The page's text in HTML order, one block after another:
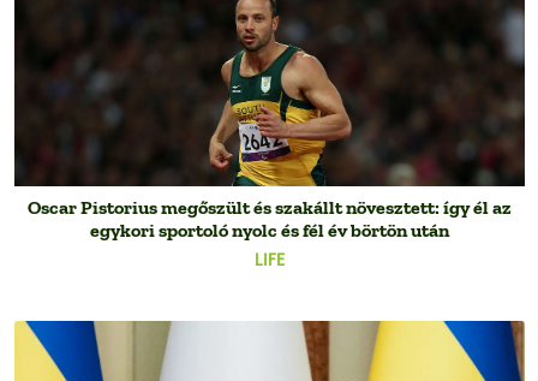
LIFE
Oscar Pistorius megőszült és szakállt növesztett: így él az
egykori sportoló nyolc és fél év börtön után